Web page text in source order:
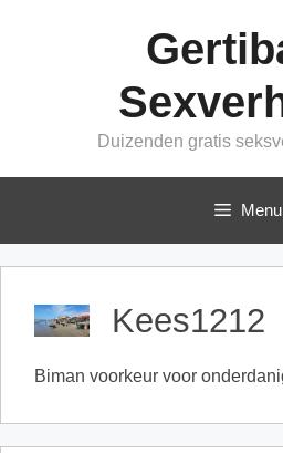
Duizenden gratis
Menu
Kees1212
Biman voorkeur voor